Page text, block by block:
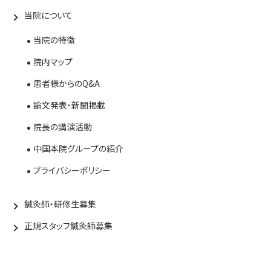
当院について
当院の特徴
院内マップ
患者様からのQ&A
論文発表・新聞掲載
院長の講演活動
中国本院グループの紹介
プライバシーポリシー
鍼灸師・研修生募集
正規スタッフ鍼灸師募集